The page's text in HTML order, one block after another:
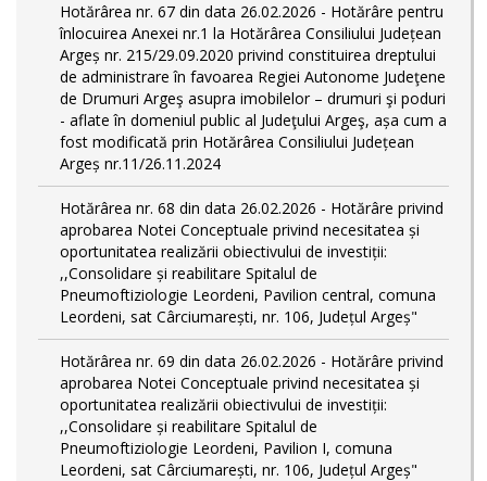
Hotărârea nr. 67 din data 26.02.2026 - Hotărâre pentru
înlocuirea Anexei nr.1 la Hotărârea Consiliului Județean
Argeș nr. 215/29.09.2020 privind constituirea dreptului
de administrare în favoarea Regiei Autonome Judeţene
de Drumuri Argeş asupra imobilelor – drumuri şi poduri
- aflate în domeniul public al Judeţului Argeş, așa cum a
fost modificată prin Hotărârea Consiliului Județean
Argeș nr.11/26.11.2024
Hotărârea nr. 68 din data 26.02.2026 - Hotărâre privind
aprobarea Notei Conceptuale privind necesitatea și
oportunitatea realizării obiectivului de investiții:
,,Consolidare și reabilitare Spitalul de
Pneumoftiziologie Leordeni, Pavilion central, comuna
Leordeni, sat Cârciumarești, nr. 106, Județul Argeș"
Hotărârea nr. 69 din data 26.02.2026 - Hotărâre privind
aprobarea Notei Conceptuale privind necesitatea și
oportunitatea realizării obiectivului de investiții:
,,Consolidare și reabilitare Spitalul de
Pneumoftiziologie Leordeni, Pavilion I, comuna
Leordeni, sat Cârciumarești, nr. 106, Județul Argeș"